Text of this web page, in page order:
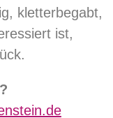
kletterbegabt,
ist,